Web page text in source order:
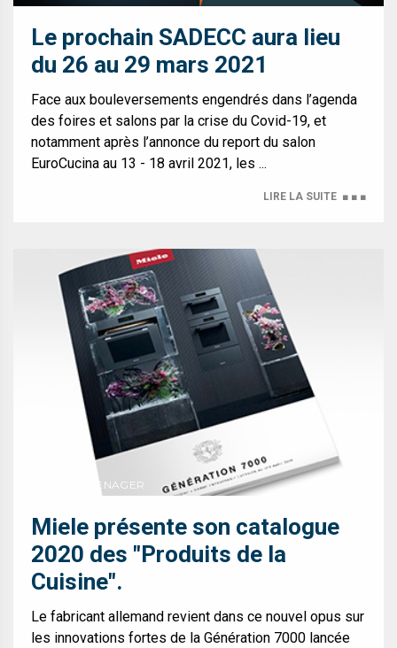
Le prochain SADECC aura lieu
du 26 au 29 mars 2021
Face aux bouleversements engendrés dans l’agenda
des foires et salons par la crise du Covid-19, et
notamment après l’annonce du report du salon
EuroCucina au 13 - 18 avril 2021, les ...
LIRE LA SUITE ■ ■ ■
ELECTROMENAGER
Miele présente son catalogue
2020 des "Produits de la
Cuisine".
Le fabricant allemand revient dans ce nouvel opus sur
les innovations fortes de la Génération 7000 lancée